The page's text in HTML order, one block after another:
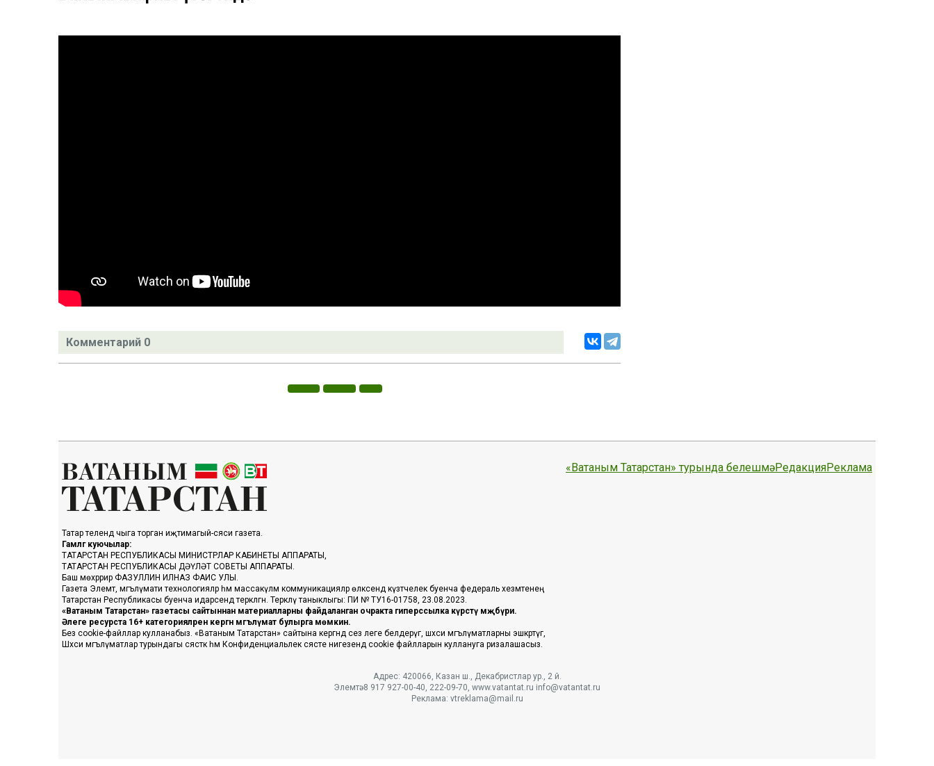
Комментарий 0
Татар телендә чыга торган иҗтимагый-сәяси газета.
Гамәлгә куючылар:
ТАТАРСТАН РЕСПУБЛИКАСЫ МИНИСТРЛАР КАБИНЕТЫ АППАРАТЫ,
ТАТАРСТАН РЕСПУБЛИКАСЫ ДӘҮЛӘТ СОВЕТЫ АППАРАТЫ.
Баш мөхәррир ФАЗУЛЛИН ИЛНАЗ ФАИС УЛЫ.
Газета Элемтә, мәгълүмати технологияләр һәм массакүләм коммуникацияләр өлкәсендә күзәтчелек буенча федераль хезмәтенең
Татарстан Республикасы буенча идарәсендә теркәлгән. Теркәлү таныклыгы: ПИ № ТУ16-01758, 23.08.2023.
«Ватаным Татарстан» газетасы сайтыннан материалларны файдаланган очракта гиперссылка күрсәтү мәҗбүри.
Әлеге ресурста 16+ категорияләренә кергән мәгълүмат булырга мөмкин.
Без cookie-файллар кулланабыз. «Ватаным Татарстан» сайтына кергәндә сез әлеге белдерүгә, шәхси мәгълүматларны эшкәртүгә,
Шәхси мәгълүматлар турындагы сәясәткә һәм Конфиденциальлек сәясәте нигезендә cookie файлларын куллануга ризалашасыз.
«Ватаным Татарстан» турында белешмәРедакцияРеклама
Адрес: 420066, Казан ш., Декабристлар ур., 2 й.
Элемтә: 8 917 927-00-40, 222-09-70, www.vatantat.ru info@vatantat.ru
Реклама: vtreklama@mail.ru